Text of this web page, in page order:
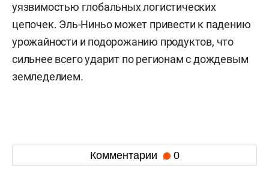
уязвимостью глобальных логистических
цепочек. Эль-Ниньо может привести к падению
урожайности и подорожанию продуктов, что
сильнее всего ударит по регионам с дождевым
земледелием.
Комментарии 0